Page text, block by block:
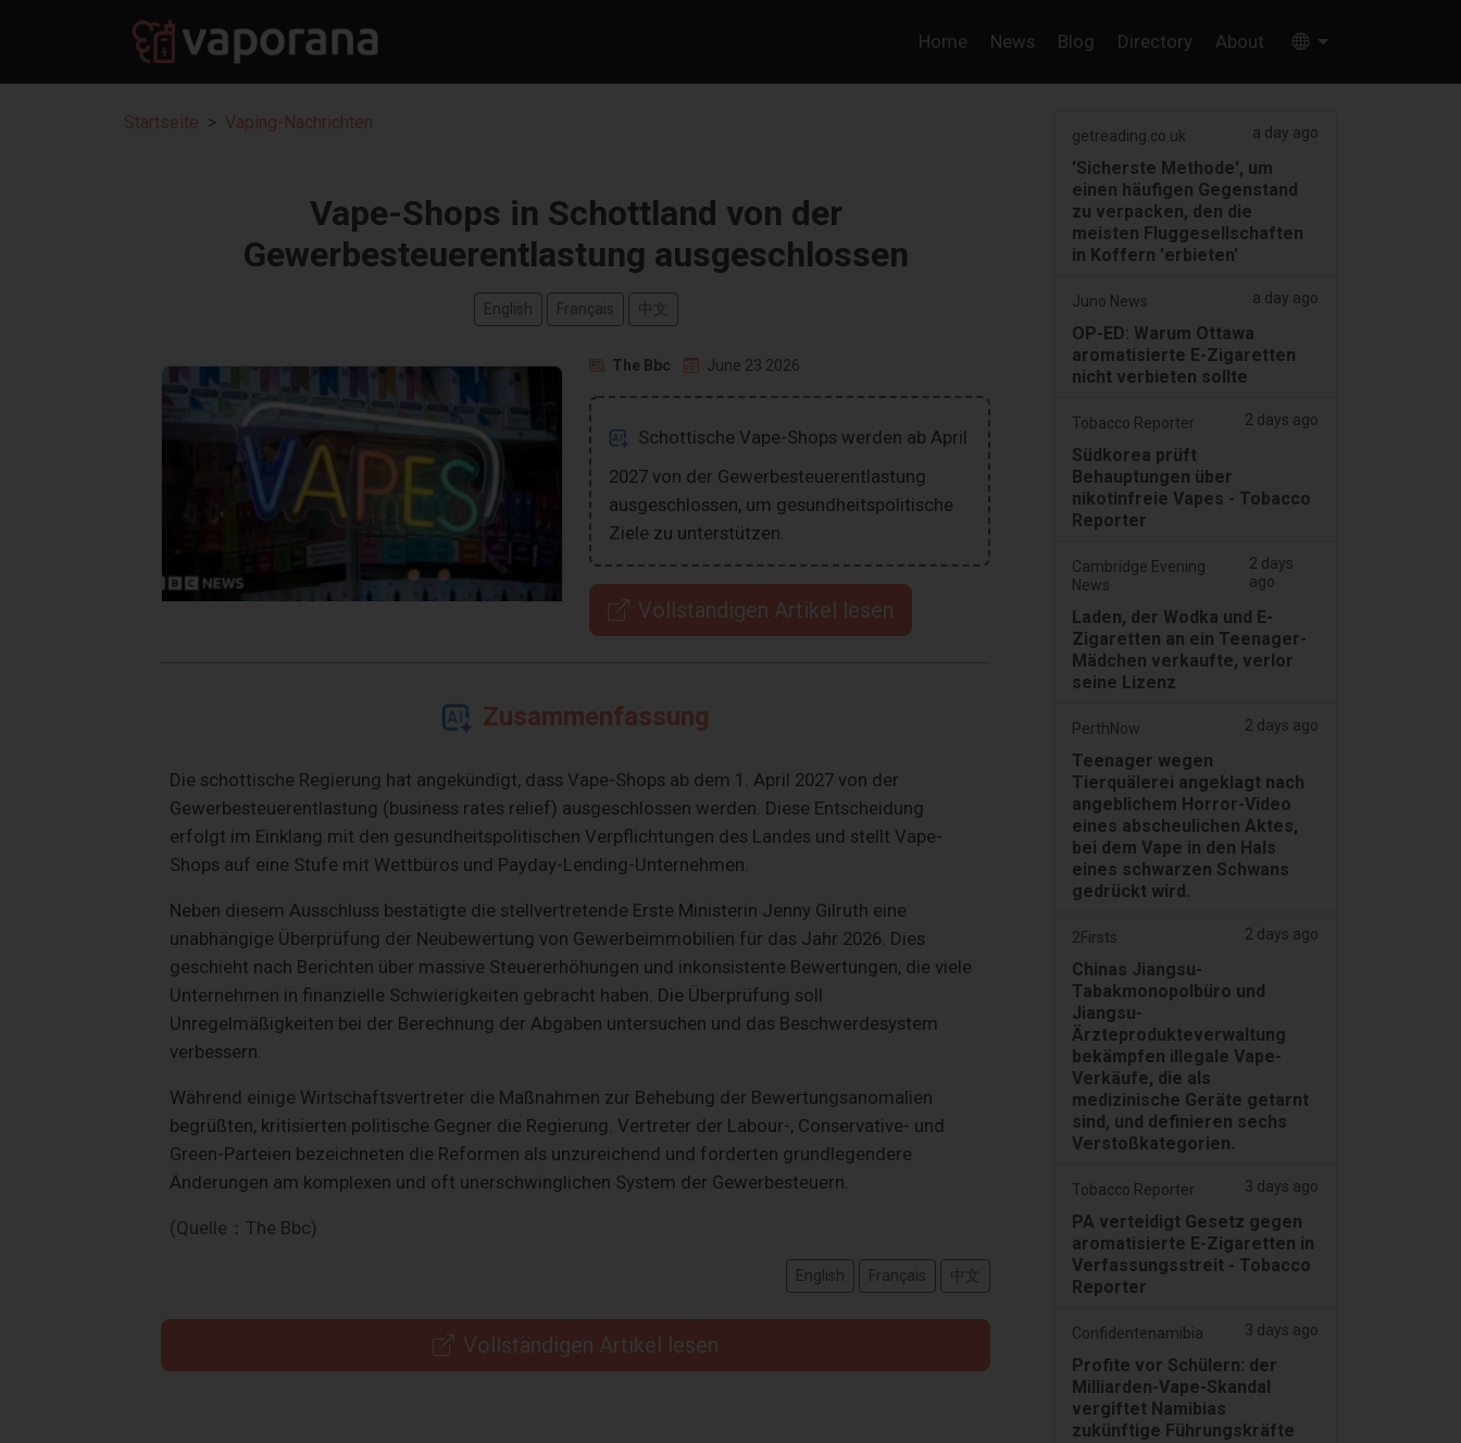
Home News Blog Directory About
Startseite Vaping-Nachrichten
Vape-Shops in Schottland von der
Gewerbesteuerentlastung ausgeschlossen
English Français 中文
The Bbc June 23 2026
Schottische Vape-Shops werden ab April
2027 von der Gewerbesteuerentlastung
ausgeschlossen, um gesundheitspolitische
Ziele zu unterstützen.
Vollständigen Artikel lesen
Zusammenfassung
Die schottische Regierung hat angekündigt, dass Vape-Shops ab dem 1. April 2027 von der
Gewerbesteuerentlastung (business rates relief) ausgeschlossen werden. Diese Entscheidung
erfolgt im Einklang mit den gesundheitspolitischen Verpflichtungen des Landes und stellt Vape-
Shops auf eine Stufe mit Wettbüros und Payday-Lending-Unternehmen.
Neben diesem Ausschluss bestätigte die stellvertretende Erste Ministerin Jenny Gilruth eine
unabhängige Überprüfung der Neubewertung von Gewerbeimmobilien für das Jahr 2026. Dies
geschieht nach Berichten über massive Steuererhöhungen und inkonsistente Bewertungen, die viele
Unternehmen in finanzielle Schwierigkeiten gebracht haben. Die Überprüfung soll
Unregelmäßigkeiten bei der Berechnung der Abgaben untersuchen und das Beschwerdesystem
verbessern.
Während einige Wirtschaftsvertreter die Maßnahmen zur Behebung der Bewertungsanomalien
begrüßten, kritisierten politische Gegner die Regierung. Vertreter der Labour-, Conservative- und
Green-Parteien bezeichneten die Reformen als unzureichend und forderten grundlegendere
Änderungen am komplexen und oft unerschwinglichen System der Gewerbesteuern.
(Quelle：The Bbc)
English Français 中文
Vollständigen Artikel lesen
getreading.co.uk a day ago
'Sicherste Methode', um
einen häufigen Gegenstand
zu verpacken, den die
meisten Fluggesellschaften
in Koffern 'erbieten'
Juno News a day ago
OP-ED: Warum Ottawa
aromatisierte E-Zigaretten
nicht verbieten sollte
Tobacco Reporter 2 days ago
Südkorea prüft
Behauptungen über
nikotinfreie Vapes - Tobacco
Reporter
Cambridge Evening
News
2 days
ago
Laden, der Wodka und E-
Zigaretten an ein Teenager-
Mädchen verkaufte, verlor
seine Lizenz
PerthNow 2 days ago
Teenager wegen
Tierquälerei angeklagt nach
angeblichem Horror-Video
eines abscheulichen Aktes,
bei dem Vape in den Hals
eines schwarzen Schwans
gedrückt wird.
2Firsts 2 days ago
Chinas Jiangsu-
Tabakmonopolbüro und
Jiangsu-
Ärzteprodukteverwaltung
bekämpfen illegale Vape-
Verkäufe, die als
medizinische Geräte getarnt
sind, und definieren sechs
Verstoßkategorien.
Tobacco Reporter 3 days ago
PA verteidigt Gesetz gegen
aromatisierte E-Zigaretten in
Verfassungsstreit - Tobacco
Reporter
Confidentenamibia 3 days ago
Profite vor Schülern: der
Milliarden-Vape-Skandal
vergiftet Namibias
zukünftige Führungskräfte